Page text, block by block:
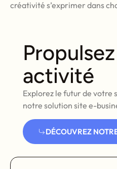
créativité s’exprimer dans
activité
Explorez le futur de votre
notre solution site e-
DÉCOUVREZ